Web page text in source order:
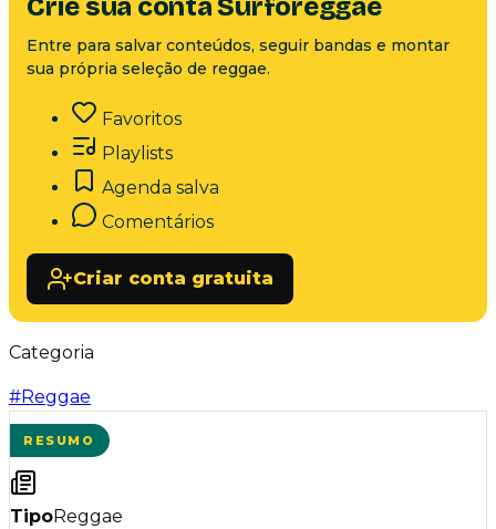
Crie sua conta Surforeggae
Entre para salvar conteúdos, seguir bandas e montar
sua própria seleção de reggae.
Favoritos
Playlists
Agenda salva
Comentários
Criar conta gratuita
Categoria
#Reggae
RESUMO
TipoReggae